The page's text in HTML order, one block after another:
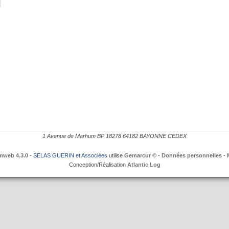
1 Avenue de Marhum BP 18278 64182 BAYONNE CEDEX
4.3.0 - SELAS GUERIN et Associées utilise Gemarcur © - Données personnelles -
Conception/Réalisation Atlantic Log